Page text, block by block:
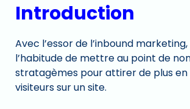
Introduction
Avec l’essor de l’inbound
l’habitude de mettre au point de
stratagèmes pour attirer de plus en
visiteurs sur un site.